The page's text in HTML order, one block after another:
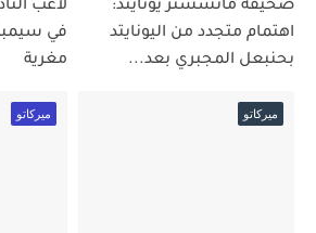
صحيفة مانشستر يونايتد:
اهتمام متجدد من اليونايتد
بحنبعل المجبري بعد...
لاعب
في
مغرية
ميركاتو ميركاتو